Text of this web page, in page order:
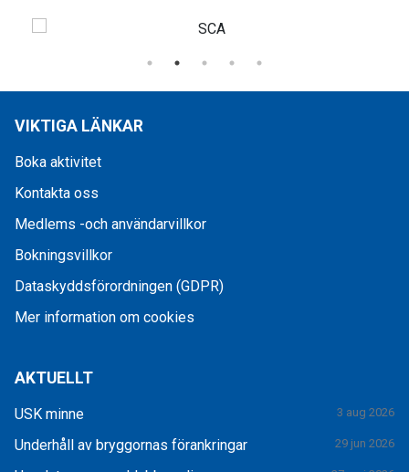
VIKTIGA LÄNKAR
Boka aktivitet
Kontakta oss
Medlems -och användarvillkor
Bokningsvillkor
Dataskyddsförordningen (GDPR)
Mer information om cookies
AKTUELLT
USK minne 3 aug 2026
Underhåll av bryggornas förankringar 29 jun 2026